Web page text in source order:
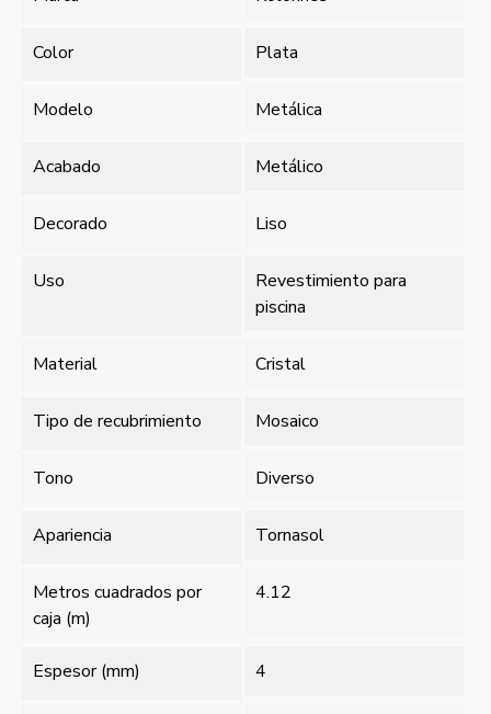
Color Plata
Modelo Metálica
Acabado Metálico
Decorado Liso
Uso
Revestimiento para
piscina
Material Cristal
Tipo de recubrimiento Mosaico
Tono Diverso
Apariencia Tornasol
Metros cuadrados por
caja (m)
4.12
Espesor (mm) 4